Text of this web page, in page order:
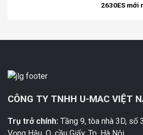
2630ES mới
CÔNG TY TNHH U-MAC VIỆT
Trụ trở chính: Tầng 9, tòa nhà 3D, số